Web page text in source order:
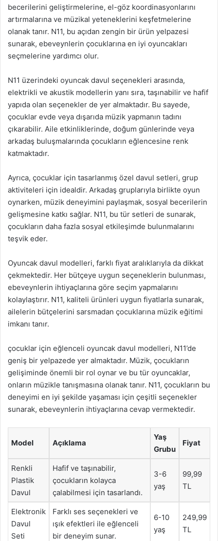
becerilerini geliştirmelerine, el-göz koordinasyonlarını
artırmalarına ve müzikal yeteneklerini keşfetmelerine
olanak tanır. N11, bu açıdan zengin bir ürün yelpazesi
sunarak, ebeveynlerin çocuklarına en iyi oyuncakları
seçmelerine yardımcı olur.
N11 üzerindeki oyuncak davul seçenekleri arasında,
elektrikli ve akustik modellerin yanı sıra, taşınabilir ve hafif
yapıda olan seçenekler de yer almaktadır. Bu sayede,
çocuklar evde veya dışarıda müzik yapmanın tadını
çıkarabilir. Aile etkinliklerinde, doğum günlerinde veya
arkadaş buluşmalarında çocukların eğlencesine renk
katmaktadır.
Ayrıca, çocuklar için tasarlanmış özel davul setleri, grup
aktiviteleri için idealdir. Arkadaş gruplarıyla birlikte oyun
oynarken, müzik deneyimini paylaşmak, sosyal becerilerin
gelişmesine katkı sağlar. N11, bu tür setleri de sunarak,
çocukların daha fazla sosyal etkileşimde bulunmalarını
teşvik eder.
Oyuncak davul modelleri, farklı fiyat aralıklarıyla da dikkat
çekmektedir. Her bütçeye uygun seçeneklerin bulunması,
ebeveynlerin ihtiyaçlarına göre seçim yapmalarını
kolaylaştırır. N11, kaliteli ürünleri uygun fiyatlarla sunarak,
ailelerin bütçelerini sarsmadan çocuklarına müzik eğitimi
imkanı tanır.
çocuklar için eğlenceli oyuncak davul modelleri, N11’de
geniş bir yelpazede yer almaktadır. Müzik, çocukların
gelişiminde önemli bir rol oynar ve bu tür oyuncaklar,
onların müzikle tanışmasına olanak tanır. N11, çocukların bu
deneyimi en iyi şekilde yaşaması için çeşitli seçenekler
sunarak, ebeveynlerin ihtiyaçlarına cevap vermektedir.
Model Açıklama
Yaş
Grubu
Fiyat
Renkli
Plastik
Davul
Hafif ve taşınabilir,
çocukların kolayca
çalabilmesi için tasarlandı.
3-6
yaş
99,99
TL
Elektronik
Davul
Seti
Farklı ses seçenekleri ve
ışık efektleri ile eğlenceli
bir deneyim sunar.
6-10
yaş
249,99
TL